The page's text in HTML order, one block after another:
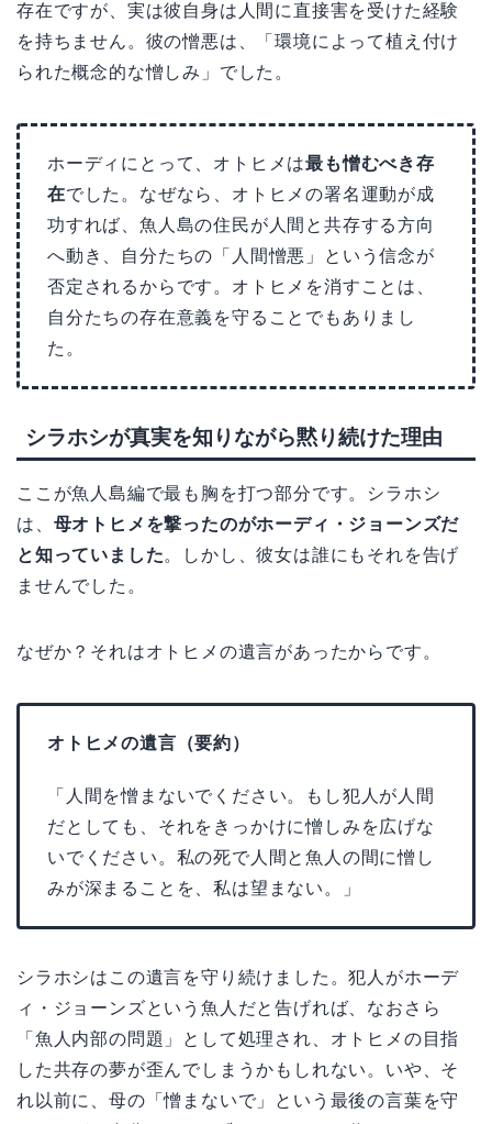
存在ですが、実は彼自身は人間に直接害を受けた経験
を持ちません。彼の憎悪は、「環境によって植え付け
られた概念的な憎しみ」でした。
ホーディにとって、オトヒメは最も憎むべき存
在でした。なぜなら、オトヒメの署名運動が成
功すれば、魚人島の住民が人間と共存する方向
へ動き、自分たちの「人間憎悪」という信念が
否定されるからです。オトヒメを消すことは、
自分たちの存在意義を守ることでもありまし
た。
シラホシが真実を知りながら黙り続けた理由
ここが魚人島編で最も胸を打つ部分です。シラホシ
は、 母オトヒメを撃ったのがホーディ・ジョーンズだ
と知っていました。しかし、彼女は誰にもそれを告げ
ませんでした。
なぜか？それはオトヒメの遺言があったからです。
オトヒメの遺言（要約）
「人間を憎まないでください。もし犯人が人間
だとしても、それをきっかけに憎しみを広げな
いでください。私の死で人間と魚人の間に憎し
みが深まることを、私は望まない。」
シラホシはこの遺言を守り続けました。犯人がホーデ
ィ・ジョーンズという魚人だと告げれば、なおさら
「魚人内部の問題」として処理され、オトヒメの目指
した共存の夢が歪んでしまうかもしれない。いや、そ
れ以前に、母の「憎まないで」という最後の言葉を守